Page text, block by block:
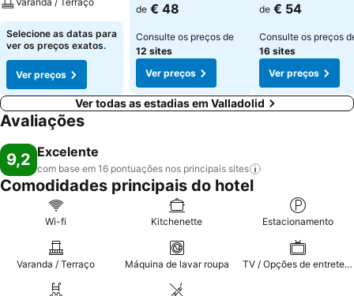
Selecione as datas para
ver os preços exatos.
Ver preços
de € 48
Consulte os preços de
12 sites
Ver preços
de € 54
Consulte os preços
16 sites
Ver preços
Ver todas as estadias em Valladolid
Avaliações
9,2 Excelente
com base em 16 pontuações nos principais sites
Comodidades principais do hotel
Wi-fi Kitchenette Estacionamento
Varanda / Terraço Máquina de lavar roupa TV / Opções de entretenimento